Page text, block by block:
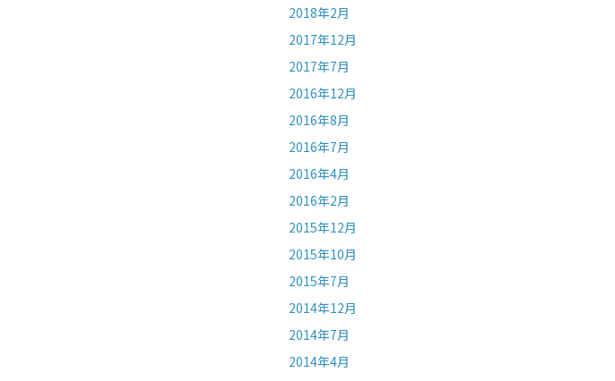
2018年2月
2017年12月
2017年7月
2016年12月
2016年8月
2016年7月
2016年4月
2016年2月
2015年12月
2015年10月
2015年7月
2014年12月
2014年7月
2014年4月